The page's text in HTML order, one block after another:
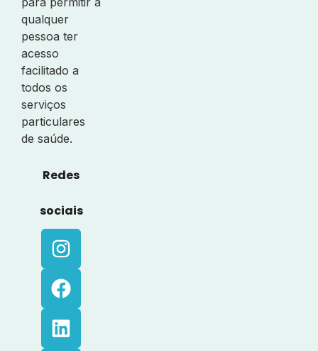
qualquer
pessoa ter
acesso
facilitado a
todos os
serviços
particulares
de saúde.
Redes
sociais